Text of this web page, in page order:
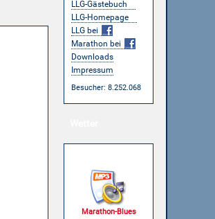
LLG-Gästebuch
LLG-Homepage
LLG bei
Marathon bei
Downloads
Impressum
Besucher: 8.252.068
Marathon-Blues